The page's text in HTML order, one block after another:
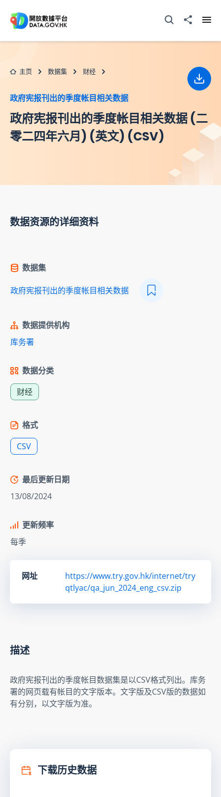
打开搜寻器分享至
主页 数据集 财经
政府宪报刊出的季度帐目相关数据
政府宪报刊出的季度帐目相关数据 (二
零二四年六月) (英文) (CSV)
下载
数据资源的详细资料
数据集
政府宪报刊出的季度帐目相关数据
数据提供机构
库务署
数据分类
财经
格式
CSV
最后更新日期
13/08/2024
更新频率
每季
网址
https://www.try.gov.hk/internet/try
qtlyac/qa_jun_2024_eng_csv.zip
描述
政府宪报刊出的季度帐目数据集是以CSV格式列出。库务
署的网页载有帐目的文字版本。文字版及CSV版的数据如
有分别，以文字版为准。
下载历史数据